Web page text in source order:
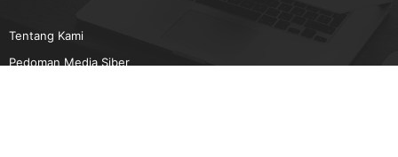
Tentang Kami
Pedoman Media Siber